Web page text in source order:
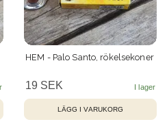
HEM - Palo Santo, rökelsekoner
19 SEK